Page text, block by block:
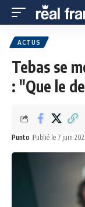
ACTUS
Tebas se
: "Que le
Punto Publié le 7 juin